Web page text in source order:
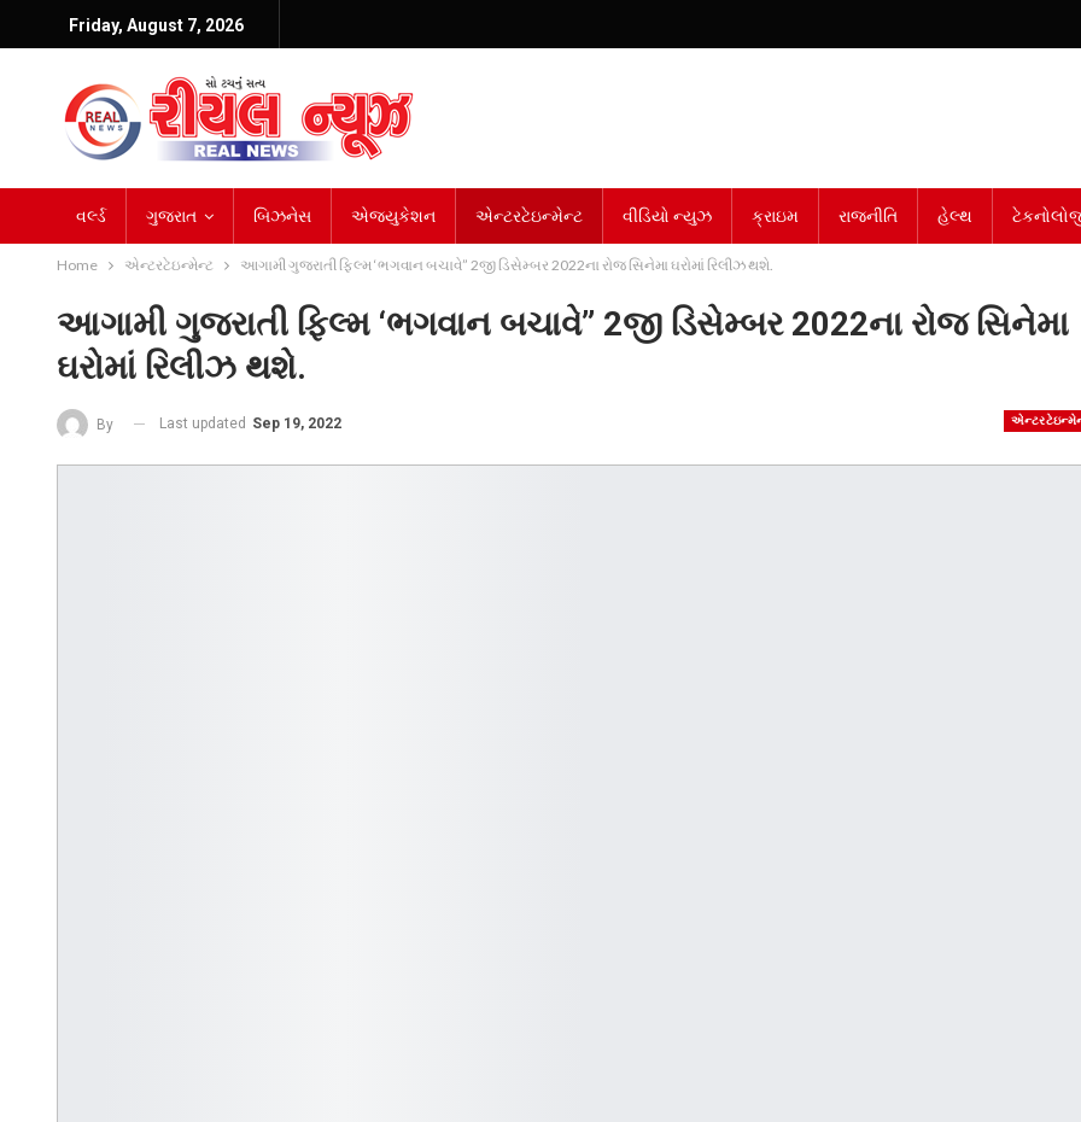
Friday, August 7, 2026
વર્લ્ડ ગુજરાત બિઝનેસ એજ્યુકેશન એન્ટરટેઇન્મેન્ટ વીડિયો ન્યુઝ ક્રાઇમ રાજનીતિ હેલ્થ
Home એન્ટરટેઇન્મેન્ટ આગામી ગુજરાતી ફિલ્મ ‘ભગવાન બચાવે” 2જી ડિસેમ્બર 2022ના રોજ સિનેમા ઘરોમાં રિલીઝ થશે.
આગામી ગુજરાતી ફિલ્મ ‘ભગવાન બચાવે” 2જી ડિસેમ્બર 2022ના રોજ સિનેમા
ઘરોમાં રિલીઝ થશે.
By Last updated Sep 19, 2022